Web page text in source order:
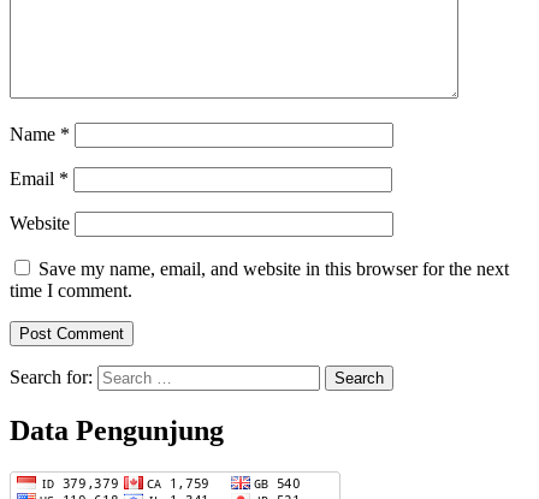
Name *
Email *
Website
Save my name, email, and website in this browser for the next
time I comment.
Search for:
Data Pengunjung